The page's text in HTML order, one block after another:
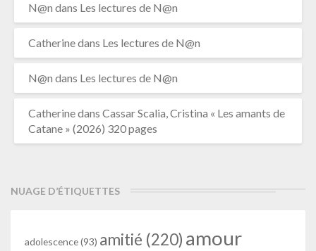
N@n dans Les lectures de N@n
Catherinedans Les lectures de N@n
N@n dans Les lectures de N@n
Catherinedans Cassar Scalia, Cristina « Les amants de
Catane » (2026) 320 pages
NUAGE D’ÉTIQUETTES
adolescence(93) amitié (220) amour